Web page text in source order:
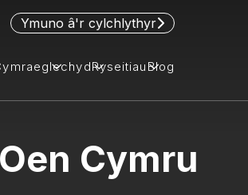
Ymuno â'r cylchlythyr
lechydRyseitiau Blog
Cymru